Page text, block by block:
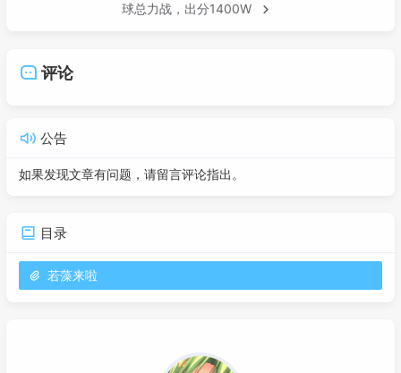
球总力战，出分1400W
评论
公告
如果发现文章有问题，请留言评论指出。
目录
若藻来啦